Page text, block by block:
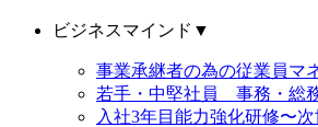
ビジネスマインド ▼
事業承継者の為の従業員マ
若手・中堅社員 事務・総
入社3年目能力強化研修〜